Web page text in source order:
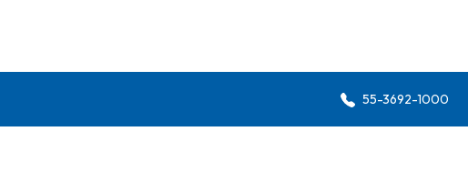
55-3692-1000